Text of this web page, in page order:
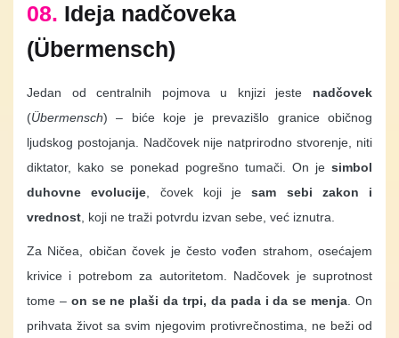
08. Ideja nadčoveka
(Übermensch)
Jedan od centralnih pojmova u knjizi jeste nadčovek
(Übermensch) – biće koje je prevazišlo granice običnog
ljudskog postojanja. Nadčovek nije natprirodno stvorenje, niti
diktator, kako se ponekad pogrešno tumači. On je simbol
duhovne evolucije , čovek koji jesam sebi zakon i
vrednost , koji ne traži potvrdu izvan sebe, već iznutra.
Za Ničea, običan čovek je često vođen strahom, osećajem
krivice i potrebom za autoritetom. Nadčovek je suprotnost
tome – on se ne plaši da trpi, da pada i da se menja . On
prihvata život sa svim njegovim protivrečnostima, ne beži od